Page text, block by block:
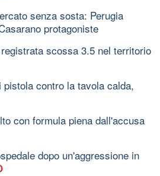
senza sosta: Perugia
protagoniste
scossa 3.5 nel territorio
pistola contro la tavola calda,
con formula piena dall'accusa
dopo un'aggressione in